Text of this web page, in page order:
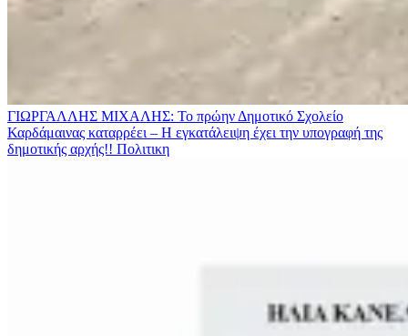
ΓΙΩΡΓΑΛΛΗΣ ΜΙΧΑΛΗΣ: Το πρώην Δημοτικό Σχολείο
Καρδάμαινας καταρρέει – Η εγκατάλειψη έχει την υπογραφή της
δημοτικής αρχής!! Πολιτικη